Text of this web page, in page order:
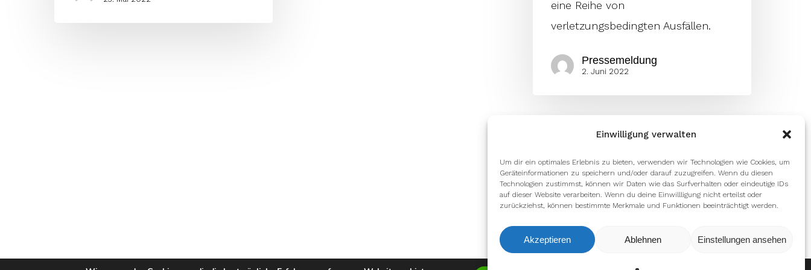
Einwilligung verwalten
Um dir ein optimales Erlebnis zu bieten, verwenden wir Technologien wie Cookies, um
Geräteinformationen zu speichern und/oder darauf zuzugreifen. Wenn du diesen
Technologien zustimmst, können wir Daten wie das Surfverhalten oder eindeutige IDs
auf dieser Website verarbeiten. Wenn du deine Einwillligung nicht erteilst oder
zurückziehst, können bestimmte Merkmale und Funktionen beeinträchtigt werden.
Akzeptieren Ablehnen Einstellungen ansehen
eine Reihe von
verletzungsbedingten Ausfällen.
Pressemeldung
2. Juni 2022